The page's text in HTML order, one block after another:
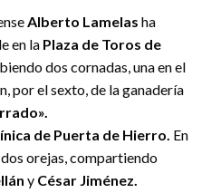
Alberto Lamelas ha
en la Plaza de Toros de
dos cornadas, una en el
por el sexto, de la ganadería
de Puerta de Hierro. En
orejas, compartiendo
y César Jiménez.